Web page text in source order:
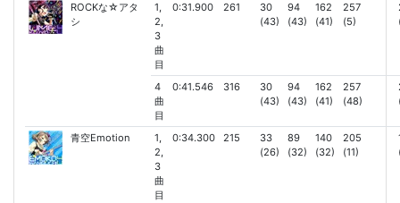
ROCKな☆アタ
シ
1,
2,
3
曲
目
0:31.900 261
30
(43)
94
(43)
162
(41)
257
(5)
4
曲
目
0:41.546 316
30
(43)
94
(43)
162
(41)
257
(48)
青空Emotion
1,
2,
3
曲
目
0:34.300 215
33
(26)
89
(32)
140
(32)
205
(11)